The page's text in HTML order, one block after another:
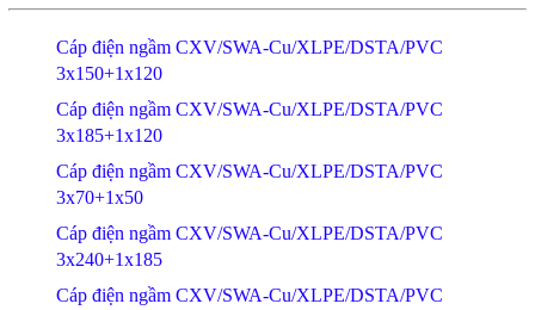
Cáp điện ngầm CXV/SWA-Cu/XLPE/DSTA/PVC
3x150+1x120
Cáp điện ngầm CXV/SWA-Cu/XLPE/DSTA/PVC
3x185+1x120
Cáp điện ngầm CXV/SWA-Cu/XLPE/DSTA/PVC
3x70+1x50
Cáp điện ngầm CXV/SWA-Cu/XLPE/DSTA/PVC
3x240+1x185
Cáp điện ngầm CXV/SWA-Cu/XLPE/DSTA/PVC